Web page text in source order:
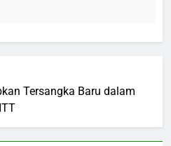
Tersangka Baru dalam